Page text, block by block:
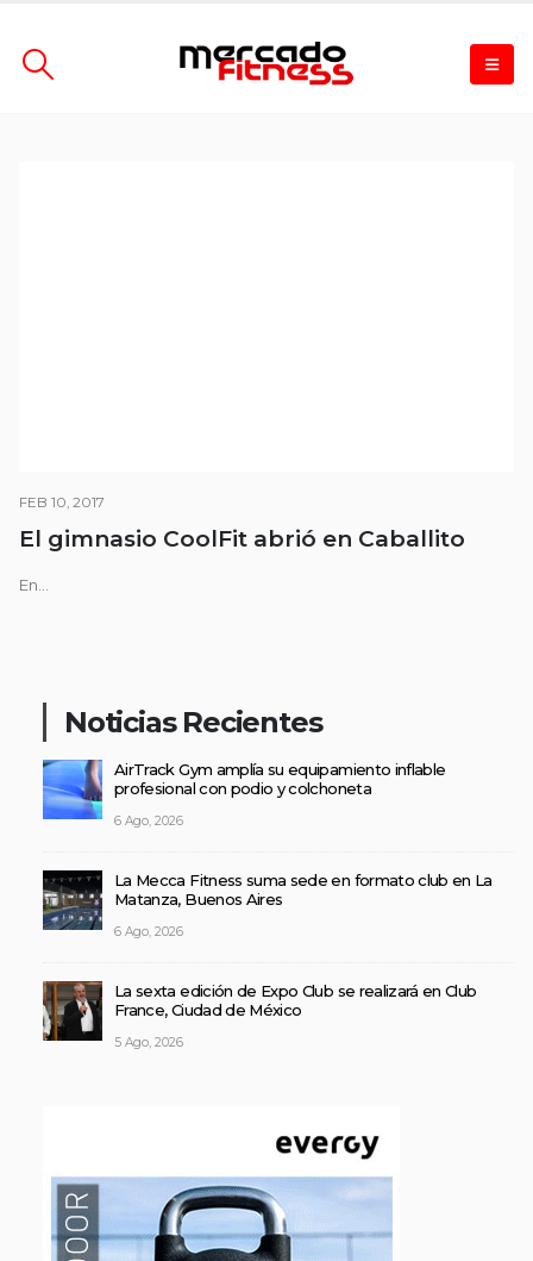
FEB 10, 2017
El gimnasio CoolFit abrió en Caballito
En...
Noticias Recientes
AirTrack Gym amplía su equipamiento inflable
profesional con podio y colchoneta
6 Ago, 2026
La Mecca Fitness suma sede en formato club en La
Matanza, Buenos Aires
6 Ago, 2026
La sexta edición de Expo Club se realizará en Club
France, Ciudad de México
5 Ago, 2026